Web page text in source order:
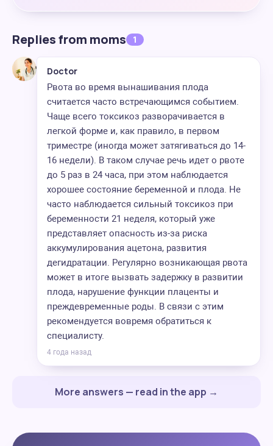
Replies from moms 1
Doctor
Рвота во время вынашивания плода
считается часто встречающимся событием.
Чаще всего токсикоз разворачивается в
легкой форме и, как правило, в первом
триместре (иногда может затягиваться до 14-
16 недели). В таком случае речь идет о рвоте
до 5 раз в 24 часа, при этом наблюдается
хорошее состояние беременной и плода. Не
часто наблюдается сильный токсикоз при
беременности 21 неделя, который уже
представляет опасность из-за риска
аккумулирования ацетона, развития
дегидратации. Регулярно возникающая рвота
может в итоге вызвать задержку в развитии
плода, нарушение функции плаценты и
преждевременные роды. В связи с этим
рекомендуется вовремя обратиться к
специалисту.
4 года назад
More answers — read in the app →